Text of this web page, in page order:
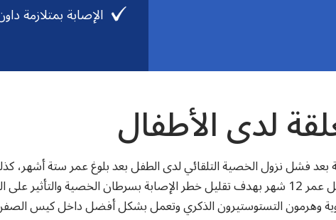
الإصابة بمتلازمة
لدى الأطفال
بعد فشل نزول الخصية التلقائي لدى الطفل بعد بلوغ عمر ستة أشهر،
الجراحي وإعادة الخصية إلى مكانها قبل بلوغ الطفل عمر 12 شهر بهدف تقليل خطر الإصابة بسرطان الخصية
وهرمون التستوستيرون الذكري وتعمل بشكل أفضل داخل كيس الصفن